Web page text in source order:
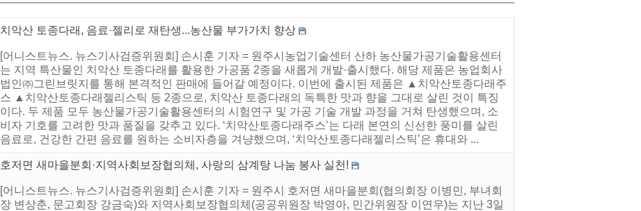
치악산 토종다래, 음료·젤리로 재탄생...농산물 부가가치 향상
[어니스트뉴스. 뉴스기사검증위원회] 손시훈 기자 = 원주시농업기술센터 산하 농산물가공기술활용센터
는 지역 특산물인 치악산 토종다래를 활용한 가공품 2종을 새롭게 개발·출시했다. 해당 제품은 농업회사
법인㈜그린브릿지를 통해 본격적인 판매에 들어갈 예정이다. 이번에 출시된 제품은 ▲치악산토종다래주
스 ▲치악산토종다래젤리스틱 등 2종으로, 치악산 토종다래의 독특한 맛과 향을 그대로 살린 것이 특징
이다. 두 제품 모두 농산물가공기술활용센터의 시험연구 및 가공 기술 개발 과정을 거쳐 탄생했으며, 소
비자 기호를 고려한 맛과 품질을 갖추고 있다. ‘치악산토종다래주스’는 다래 본연의 신선한 풍미를 살린
음료로, 건강한 간편 음료를 원하는 소비자층을 겨냥했으며, ‘치악산토종다래젤리스틱’은 휴대와 ...
호저면 새마을분회·지역사회보장협의체, 사랑의 삼계탕 나눔 봉사 실천!
[어니스트뉴스. 뉴스기사검증위원회] 손시훈 기자 = 원주시 호저면 새마을분회(협의회장 이병민, 부녀회
장 변상춘, 문고회장 강금숙)와 지역사회보장협의체(공공위원장 박영아, 민간위원장 이연우)는 지난 3일